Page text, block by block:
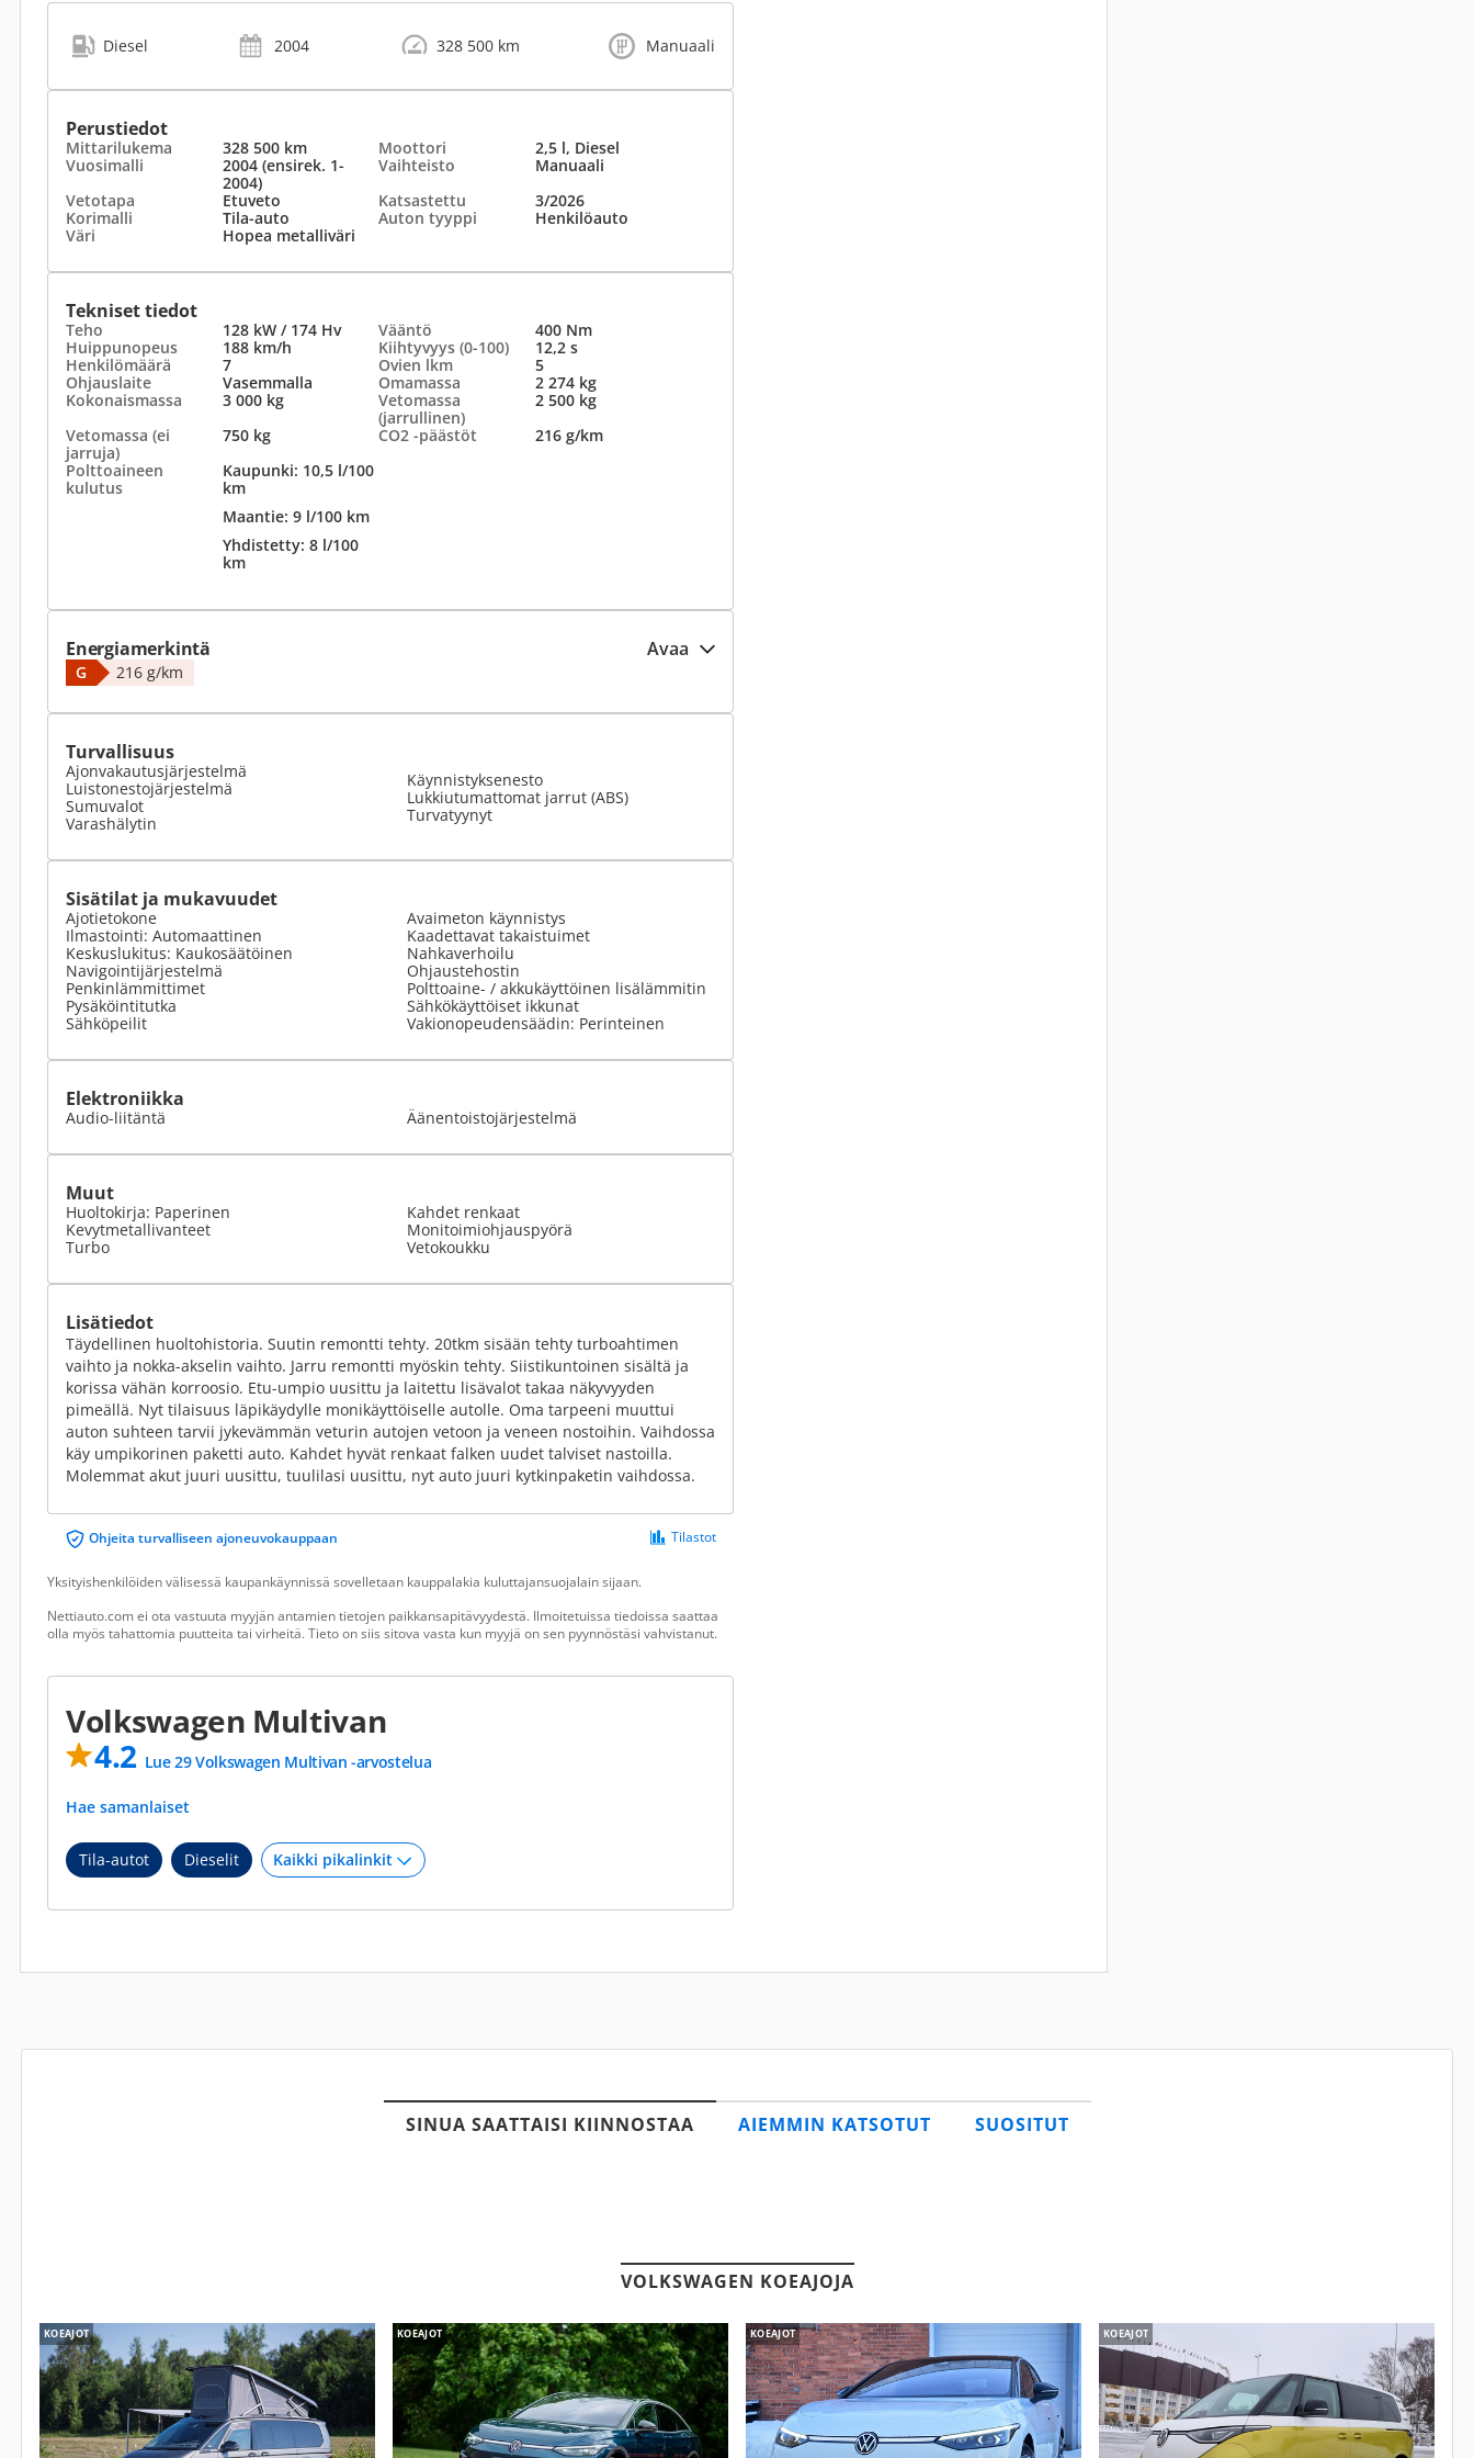
Diesel 2004 328 500 km Manuaali
Perustiedot
Mittarilukema 328 500 km Moottori
2,5 l, Diesel
Vuosimalli
2004 (ensirek. 1-
2004)
Vaihteisto
Manuaali
Vetotapa
Etuveto Katsastettu
3/2026
Korimalli
Tila-auto Auton tyyppi
Henkilöauto
Väri
Hopea metalliväri
Tekniset tiedot
Teho 128 kW / 174 Hv Vääntö
400 Nm
Huippunopeus
188 km/h Kiihtyvyys (0-100)
12,2 s
Henkilömäärä
7 Ovien lkm
5
Ohjauslaite
Vasemmalla Omamassa
2 274 kg
Kokonaismassa
3 000 kg
Vetomassa
(jarrullinen)
2 500 kg
Vetomassa (ei
jarruja)
750 kg CO2 -päästöt
216 g/km
Polttoaineen
kulutus
Kaupunki: 10,5 l/100
km
Maantie: 9 l/100 km
Yhdistetty: 8 l/100
km
Energiamerkintä Avaa
G 216 g/km
Turvallisuus
Ajonvakautusjärjestelmä
Luistonestojärjestelmä
Sumuvalot
Varashälytin
Käynnistyksenesto
Lukkiutumattomat jarrut (ABS)
Turvatyynyt
Sisätilat ja mukavuudet
Ajotietokone
Ilmastointi: Automaattinen
Keskuslukitus: Kaukosäätöinen
Navigointijärjestelmä
Penkinlämmittimet
Pysäköintitutka
Sähköpeilit
Avaimeton käynnistys
Kaadettavat takaistuimet
Nahkaverhoilu
Ohjaustehostin
Polttoaine- / akkukäyttöinen lisälämmitin
Sähkökäyttöiset ikkunat
Vakionopeudensäädin: Perinteinen
Elektroniikka
Audio-liitäntä Äänentoistojärjestelmä
Muut
Huoltokirja: Paperinen
Kevytmetallivanteet
Turbo
Kahdet renkaat
Monitoimiohjauspyörä
Vetokoukku
Lisätiedot
Täydellinen huoltohistoria. Suutin remontti tehty. 20tkm sisään tehty turboahtimen
vaihto ja nokka-akselin vaihto. Jarru remontti myöskin tehty. Siistikuntoinen sisältä ja
korissa vähän korroosio. Etu-umpio uusittu ja laitettu lisävalot takaa näkyvyyden
pimeällä. Nyt tilaisuus läpikäydylle monikäyttöiselle autolle. Oma tarpeeni muuttui
auton suhteen tarvii jykevämmän veturin autojen vetoon ja veneen nostoihin. Vaihdossa
käy umpikorinen paketti auto. Kahdet hyvät renkaat falken uudet talviset nastoilla.
Molemmat akut juuri uusittu, tuulilasi uusittu, nyt auto juuri kytkinpaketin vaihdossa.
Ohjeita turvalliseen ajoneuvokauppaan Tilastot
Yksityishenkilöiden välisessä kaupankäynnissä sovelletaan kauppalakia kuluttajansuojalain sijaan.
Nettiauto.com ei ota vastuuta myyjän antamien tietojen paikkansapitävyydestä. Ilmoitetuissa tiedoissa saattaa
olla myös tahattomia puutteita tai virheitä. Tieto on siis sitova vasta kun myyjä on sen pyynnöstäsi vahvistanut.
Volkswagen Multivan
4.2 Lue 29 Volkswagen Multivan -arvostelua
Hae samanlaiset
Tila-autot Dieselit
SINUA SAATTAISI KIINNOSTAA AIEMMIN KATSOTUT SUOSITUT
VOLKSWAGEN KOEAJOJA
KOEAJOT KOEAJOT KOEAJOT KOEAJOT